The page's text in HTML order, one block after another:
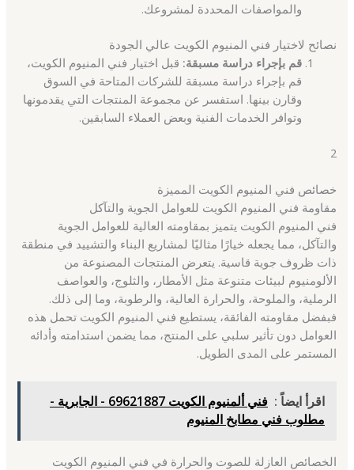
والمواصفات المحددة لمشروعك.
نصائح لاختيار فني المنيوم الكويت عالي الجودة
قم بإجراء دراسة مسبقة: قبل اختيار فني المنيوم الكويت،
قم بإجراء دراسة مسبقة للشركات المتاحة في السوق
وقارن بينها. استفسر عن مجموعة المنتجات التي يقدمونها
وتوافر الخدمات الفنية وبعض العملاء السابقين.
2
خصائص فني المنيوم الكويت المميزة
مقاومة فني المنيوم الكويت للعوامل الجوية والتآكل
فني المنيوم الكويت يتميز بمقاومته العالية للعوامل الجوية
والتآكل، مما يجعله خيارًا مثاليًا لمشاريع البناء والتشييد في منطقة
ذات ظروف جوية قاسية. يتعرض المنتجات المصنوعة من
الألومنيوم لبيئات متنوعة مثل الأمطار، والثلوج، والعواصف
الرملية، والملوحة، والحرارة العالية، والرطوبة، وما إلى ذلك.
فبفضل مقاومته الفائقة، يستطيع فني المنيوم الكويت تحمل هذه
العوامل دون تأثير سلبي على المنتج، مما يضمن استدامته وأدائه
المستمر على المدى الطويل.
اقرأ ايضاً :
فني ألمنيوم الكويت 69621887 - الجابرية -
مطلوب فني مطابخ المنيوم
الخصائص العازلة للصوت والحرارة في فني المنيوم الكويت